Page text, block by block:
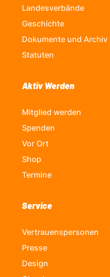
Landesverbände
Geschichte
Dokumente und Archiv
Statuten
Aktiv Werden
Mitglied werden
Spenden
Vor Ort
Shop
Termine
Service
Vertrauenspersonen
Presse
Design